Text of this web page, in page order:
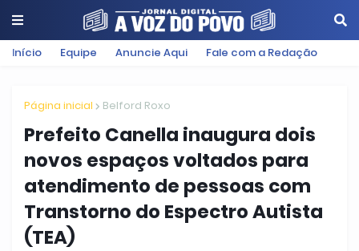
Início Equipe Anuncie Aqui Fale com a Redação
Página inicial Belford Roxo
Prefeito Canella inaugura dois
novos espaços voltados para
atendimento de pessoas com
Transtorno do Espectro Autista
(TEA)